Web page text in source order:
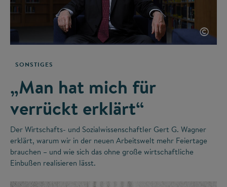
©
SONSTIGES
„Man hat mich für
verrückt erklärt“
Der Wirtschafts- und Sozialwissenschaftler Gert G. Wagner
erklärt, warum wir in der neuen Arbeitswelt mehr Feiertage
brauchen – und wie sich das ohne große wirtschaftliche
Einbußen realisieren lässt.